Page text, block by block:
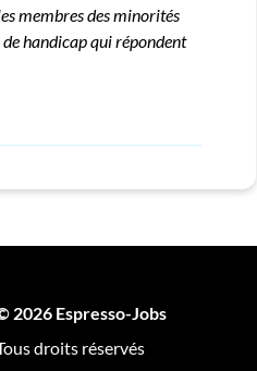
membres des minorités
handicap qui répondent
2026 Espresso-Jobs
droits réservés